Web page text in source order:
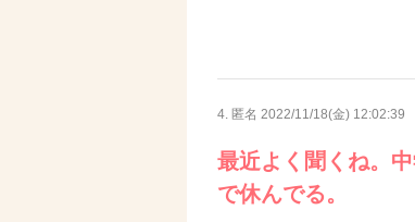
4. 匿名 2022/11/18(金) 12:02:39
最近よく聞くね。
で休んでる。